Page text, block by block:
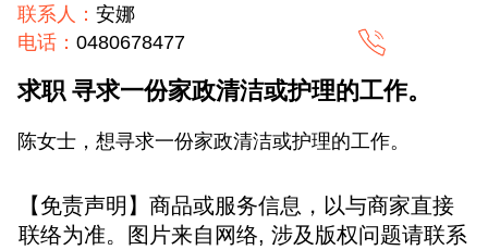
联系人： 安娜
电话： 0480678477
求职 寻求一份家政清洁或护理的工作。
陈女士，想寻求一份家政清洁或护理的工作。
【免责声明】商品或服务信息，以与商家直接
联络为准。图片来自网络, 涉及版权问题请联系